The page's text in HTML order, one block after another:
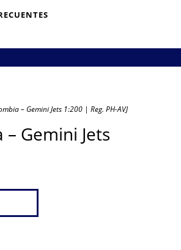
– Gemini Jets 1:200 | Reg. PH-AVJ
Gemini Jets